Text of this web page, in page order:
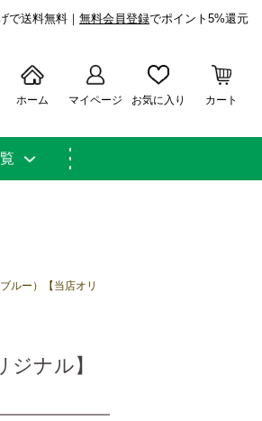
で送料無料｜ 無料会員登録でポイント5%還元
ホーム マイページ お気に入り カート
ルー）【当店オリ
ナル】